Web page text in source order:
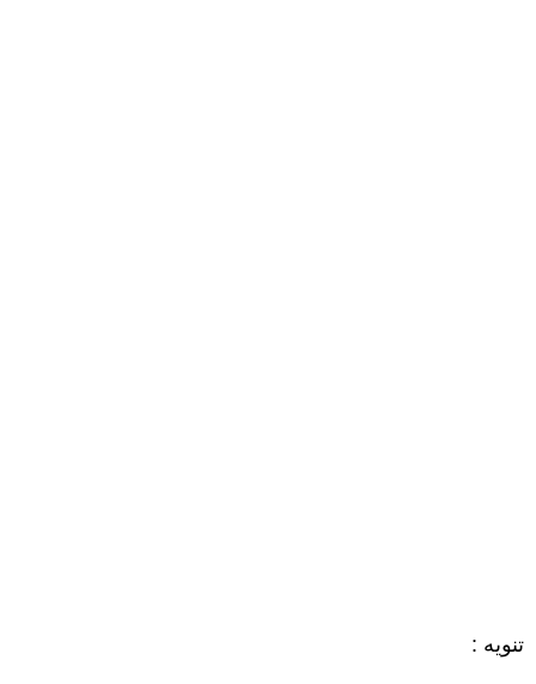
تنويه :